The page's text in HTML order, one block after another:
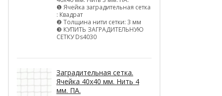
❶ Ячейка заградительная сетка
: Квадрат
❷ Толщина нити сетки: 3 мм
❸ КУПИТЬ ЗАГРАДИТЕЛЬНУЮ
СЕТКУ Ds4030
Заградительная сетка.
Ячейка 40х40 мм. Нить 4
мм. ПА.